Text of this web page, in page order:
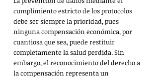
cumplimiento estricto de los protocolos
debe ser siempre la prioridad, pues
ninguna compensación económica, por
cuantiosa que sea, puede restituir
completamente la salud perdida. Sin
embargo, el reconocimiento del derecho a
la compensación representa un